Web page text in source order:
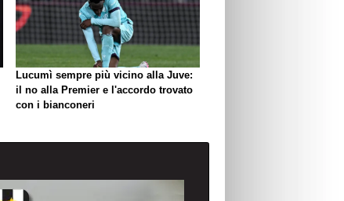
Lucumì sempre più vicino alla Juve:
il no alla Premier e l'accordo trovato
con i bianconeri